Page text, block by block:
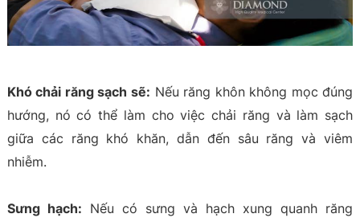
Khó chải răng sạch sẽ: Nếu răng khôn không mọc đúng
hướng, nó có thể làm cho việc chải răng và làm sạch
giữa các răng khó khăn, dẫn đến sâu răng và viêm
nhiễm.
Sưng hạch: Nếu có sưng và hạch xung quanh răng